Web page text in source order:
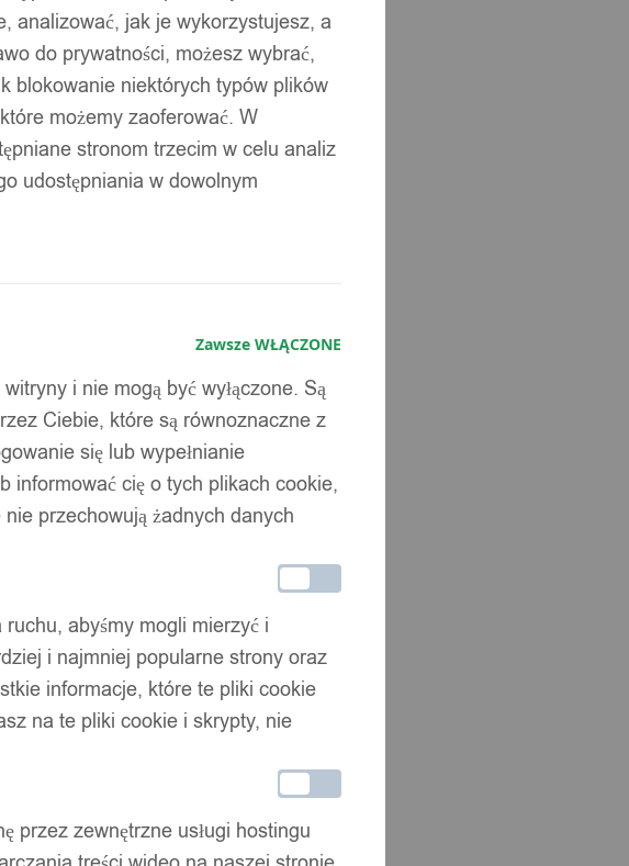
analizować, jak je wykorzystujesz, a
do prywatności, możesz wybrać,
blokowanie niektórych typów plików
możemy zaoferować. W
stronom trzecim w celu analiz
udostępniania w dowolnym
Zawsze WŁĄCZONE
i nie mogą być wyłączone. Są
Ciebie, które są równoznaczne z
się lub wypełnianie
informować cię o tych plikach cookie,
przechowują żadnych danych
abyśmy mogli mierzyć i
i najmniej popularne strony oraz
informacje, które te pliki cookie
na te pliki cookie i skrypty, nie
przez zewnętrzne usługi hostingu